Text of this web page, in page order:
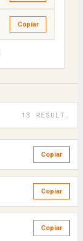
Copiar
13 RESULT.
Copiar
Copiar
Copiar